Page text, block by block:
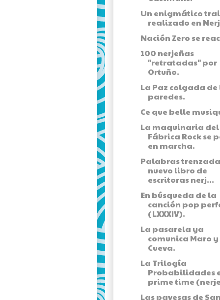
Un enigmático
realizado en
Nación Zero se
100 nerjeñas
"retratadas" por
Ortuño.
La Paz colgada de
paredes.
Ce que belle
La maquinaria del
Fábrica Rock se
en marcha.
Palabras
nuevo libro de
escritoras nerj...
En búsqueda de la
canción pop
(LXXXIV).
La pasarela ya
comunica Maro
Cueva.
La Trilogía
Probabilidades
prime time
Las pavesas de